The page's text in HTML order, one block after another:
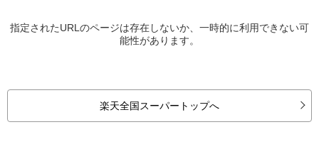
指定されたURLのページは存在しないか、一時的に利用できない可
能性があります。
楽天全国スーパートップへ